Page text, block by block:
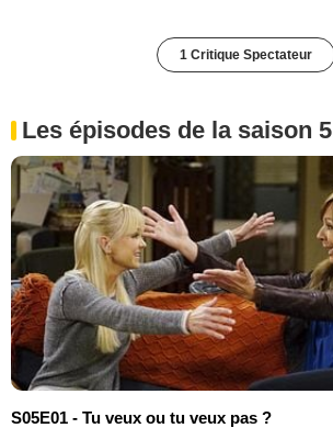
1 Critique Spectateur
Les épisodes de la saison 5
S05E01 - Tu veux ou tu veux pas ?